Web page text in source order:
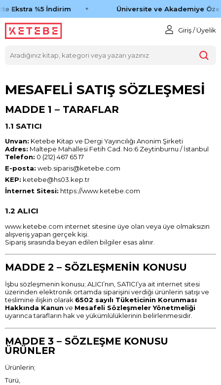
Ekstra %5 İndirim Üniversite ve Akademiye
Giriş / Üyelik
MESAFELİ SATIŞ SÖZLEŞMESİ
MADDE 1 – TARAFLAR
1.1 SATICI
Unvan: Ketebe Kitap ve Dergi Yayıncılığı Anonim Şirketi
Adres: Maltepe Mahallesi Fetih Cad. No:6 Zeytinburnu / İstanbul
Telefon: 0 (212) 467 65 17
E-posta: web.siparis@ketebe.com
KEP: ketebe@hs03.kep.tr
İnternet Sitesi: https://www.ketebe.com
1.2 ALICI
www.ketebe.com internet sitesine üye olan veya üye olmaksızın
alışveriş yapan gerçek kişi.
Sipariş sırasında beyan edilen bilgiler esas alınır.
MADDE 2 – SÖZLEŞMENİN KONUSU
İşbu sözleşmenin konusu; ALICI’nın, SATICI’ya ait internet sitesi
üzerinden elektronik ortamda siparişini verdiği ürünlerin satışı ve
teslimine ilişkin olarak 6502 sayılı Tüketicinin Korunması
Hakkında Kanun ve Mesafeli Sözleşmeler Yönetmeliği
uyarınca tarafların hak ve yükümlülüklerinin belirlenmesidir.
MADDE 3 – SÖZLEŞME KONUSU
ÜRÜNLER
Ürünlerin;
Türü,